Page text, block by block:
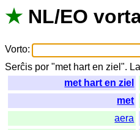
★ NL/EO
Vorto:
Serĉis por "met hart en ziel". La
met hart en ziel
met
aera